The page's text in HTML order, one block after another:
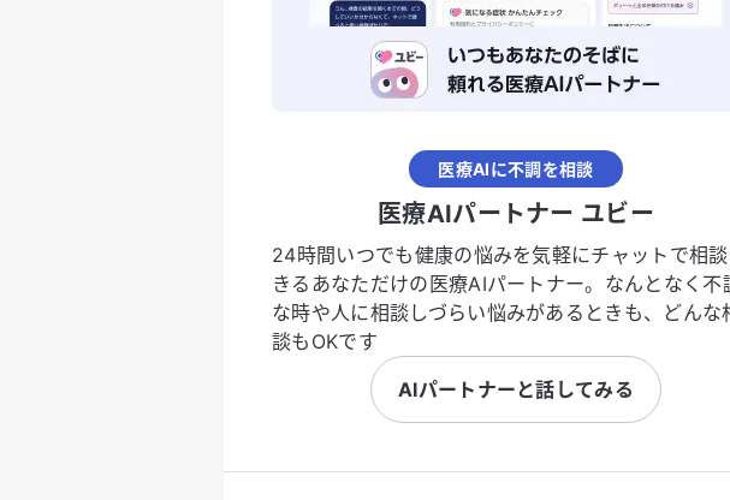
医療AIに不調を相談
医療AIパートナー ユビー
24時間いつでも健康の悩みを気軽にチャットで相
きるあなただけの医療AIパートナー。なんとなく不
な時や人に相談しづらい悩みがあるときも、どんな
談もOKです
AIパートナーと話してみる